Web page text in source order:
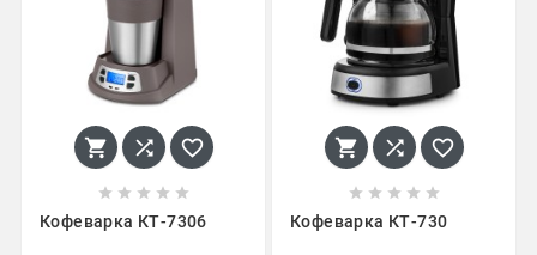
  
    
Кофеварка КТ-7306
  
    
Кофеварка КТ-730